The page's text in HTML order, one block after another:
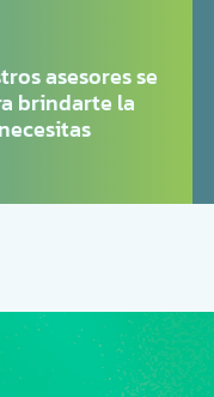
asesores se
brindarte la